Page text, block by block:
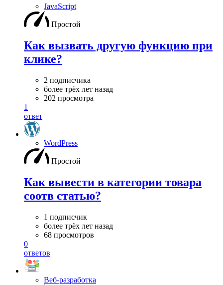
JavaScript
Простой
Как вызвать другую функцию при
клике?
2 подписчика
более трёх лет назад
202 просмотра
1
ответ
WordPress
Простой
Как вывести в категории товара
соотв статью?
1 подписчик
более трёх лет назад
68 просмотров
0
ответов
Веб-разработка